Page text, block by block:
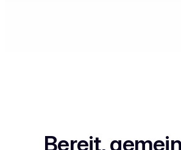
Bereit,